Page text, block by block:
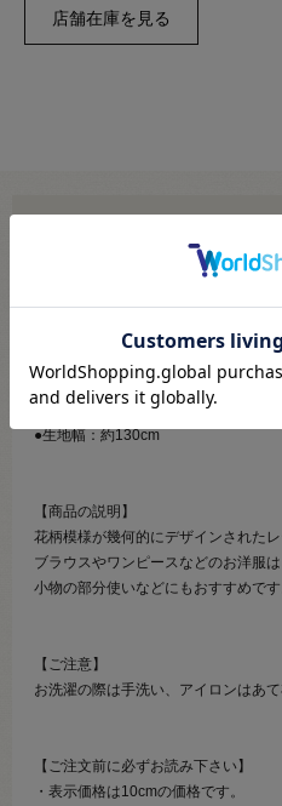
●素材：綿43％ ナイロン57％
●生地幅：約130cm
【商品の説明】
花柄模様が幾何的にデザインされたレ
ブラウスやワンピースなどのお洋服
小物の部分使いなどにもおすすめです
【ご注意】
お洗濯の際は手洗い、アイロンはあ
【ご注文前に必ずお読み下さい】
・表示価格は10cmの価格です。